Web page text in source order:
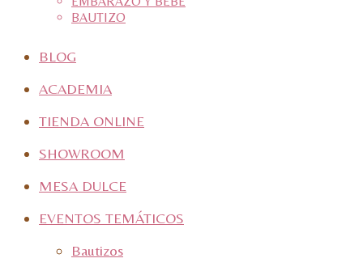
BAUTIZO
BLOG
ACADEMIA
TIENDA ONLINE
SHOWROOM
MESA DULCE
EVENTOS TEMÁTICOS
Bautizos